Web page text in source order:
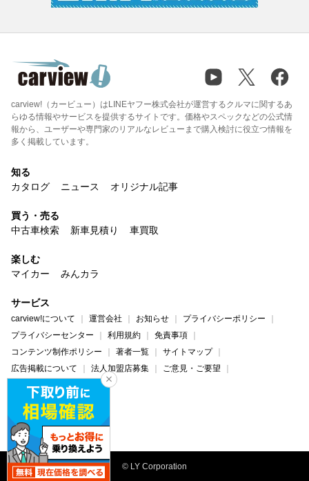
carview!（カービュー）はLINEヤフー株式会社が運営するクルマに関するあ
らゆる情報やサービスを提供するサイトです。価格やスペックなどの公式情
報から、ユーザーや専門家のリアルなレビューまで購入検討に役立つ情報を
多く掲載しています。
知る
カタログ
ニュース オリジナル記事
買う・売る
中古車検索
新車見積り 車買取
楽しむ
マイカー
みんカラ
サービス
carview!について 運営会社 お知らせ
プライバシーポリシー
プライバシーセンター
利用規約
免責事項
コンテンツ制作ポリシー
著者一覧
サイトマップ
広告掲載について
法人加盟店募集
ご意見・ご要望
ヘルプ・お問い合わせ
carview! Yahoo! JAPAN
© LY Corporation